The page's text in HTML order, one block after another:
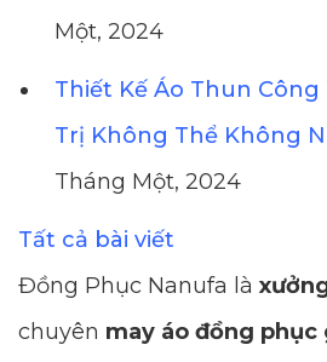
Một, 2024
Thiết Kế Áo Thun Công
Trị Không Thể Không
Tháng Một, 2024
Tất cả bài viết
Đồng Phục Nanufa là
chuyên may áo đồng phục